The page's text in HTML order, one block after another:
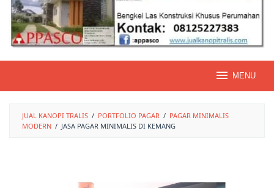
MENU
JUAL KANOPI TRALIS / PORTFOLIO PAGAR / PAGAR MINIMALIS
MODERN / JASA PAGAR MINIMALIS DI KEMANG